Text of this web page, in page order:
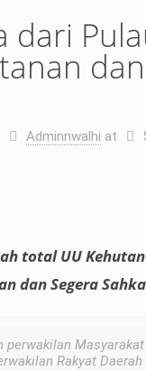
dari
Adminnwalhi at
total UU
dan Segera
perwakilan
Rakyat